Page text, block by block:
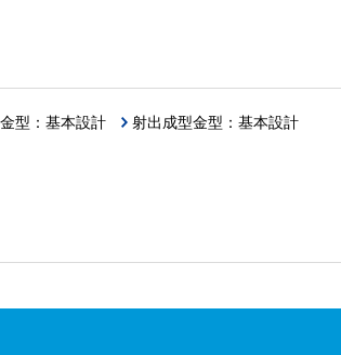
型：基本設計 射出成型金型：基本設計